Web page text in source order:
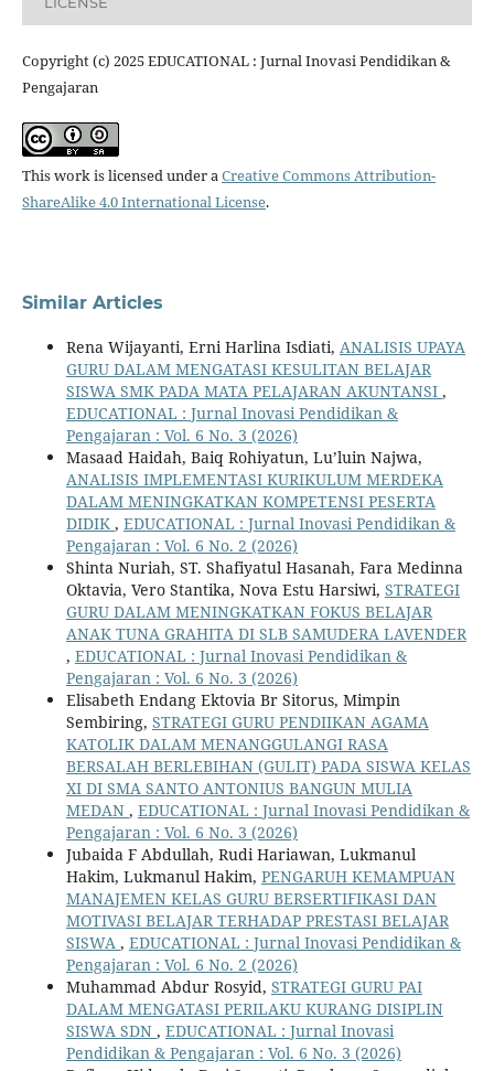
Copyright (c) 2025 EDUCATIONAL : Jurnal Inovasi Pendidikan &
Pengajaran
This work is licensed under aCreative Commons Attribution-
ShareAlike 4.0 International License.
Similar Articles
Rena Wijayanti, Erni Harlina Isdiati, ANALISIS UPAYA
GURU DALAM MENGATASI KESULITAN BELAJAR
SISWA SMK PADA MATA PELAJARAN AKUNTANSI ,
EDUCATIONAL : Jurnal Inovasi Pendidikan &
Pengajaran : Vol. 6 No. 3 (2026)
Masaad Haidah, Baiq Rohiyatun, Lu’luin Najwa,
ANALISIS IMPLEMENTASI KURIKULUM MERDEKA
DALAM MENINGKATKAN KOMPETENSI PESERTA
DIDIK , EDUCATIONAL : Jurnal Inovasi Pendidikan &
Pengajaran : Vol. 6 No. 2 (2026)
Shinta Nuriah, ST. Shafiyatul Hasanah, Fara Medinna
Oktavia, Vero Stantika, Nova Estu Harsiwi, STRATEGI
GURU DALAM MENINGKATKAN FOKUS BELAJAR
ANAK TUNA GRAHITA DI SLB SAMUDERA LAVENDER
, EDUCATIONAL : Jurnal Inovasi Pendidikan &
Pengajaran : Vol. 6 No. 3 (2026)
Elisabeth Endang Ektovia Br Sitorus, Mimpin
Sembiring, STRATEGI GURU PENDIIKAN AGAMA
KATOLIK DALAM MENANGGULANGI RASA
BERSALAH BERLEBIHAN (GULIT) PADA SISWA KELAS
XI DI SMA SANTO ANTONIUS BANGUN MULIA
MEDAN , EDUCATIONAL : Jurnal Inovasi Pendidikan &
Pengajaran : Vol. 6 No. 3 (2026)
Jubaida F Abdullah, Rudi Hariawan, Lukmanul
Hakim, Lukmanul Hakim, PENGARUH KEMAMPUAN
MANAJEMEN KELAS GURU BERSERTIFIKASI DAN
MOTIVASI BELAJAR TERHADAP PRESTASI BELAJAR
SISWA , EDUCATIONAL : Jurnal Inovasi Pendidikan &
Pengajaran : Vol. 6 No. 2 (2026)
Muhammad Abdur Rosyid, STRATEGI GURU PAI
DALAM MENGATASI PERILAKU KURANG DISIPLIN
SISWA SDN , EDUCATIONAL : Jurnal Inovasi
Pendidikan & Pengajaran : Vol. 6 No. 3 (2026)